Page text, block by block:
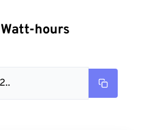
hours